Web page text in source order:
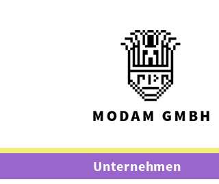
Unternehmen